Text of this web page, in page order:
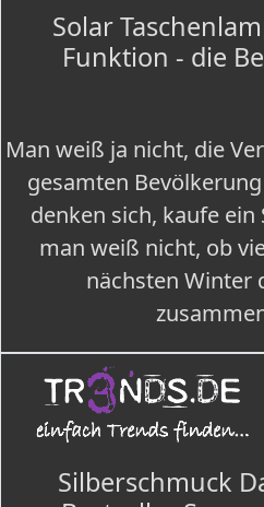
Solar
Funktion - die
Man weiß ja nicht, die
gesamten
denken sich, kaufe
man weiß nicht, ob
nächsten Winter
Silberschmuck